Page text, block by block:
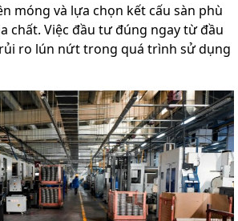
móng và lựa chọn kết cấu sàn phù
chất. Việc đầu tư đúng ngay từ đầu
ro lún nứt trong quá trình sử dụng